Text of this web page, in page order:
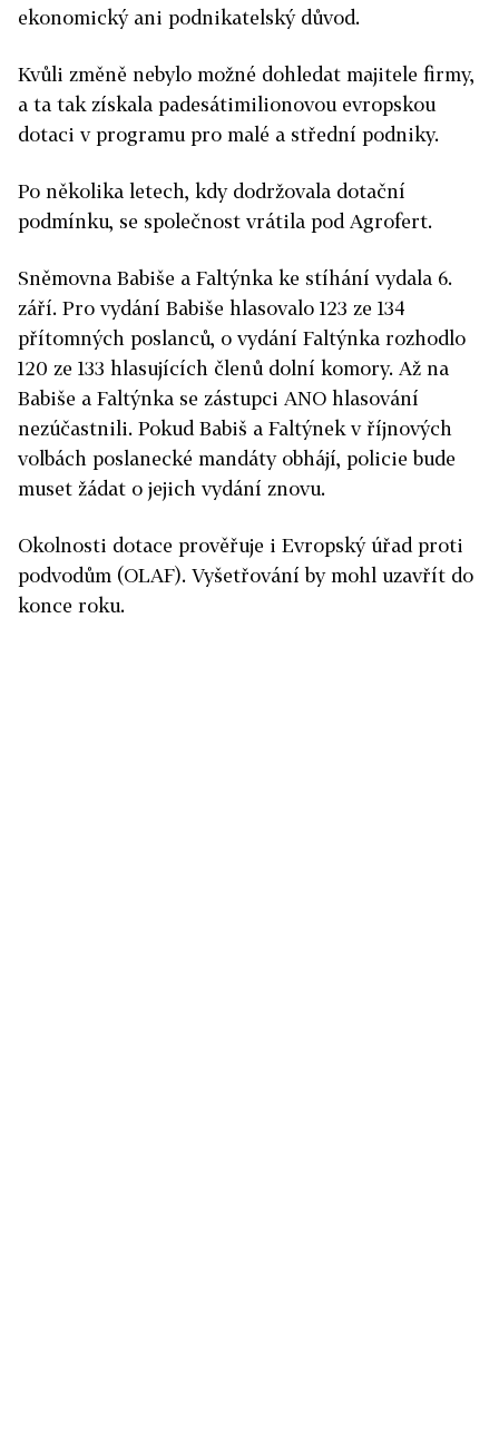
ekonomický ani podnikatelský důvod.
Kvůli změně nebylo možné dohledat majitele firmy,
a ta tak získala padesátimilionovou evropskou
dotaci v programu pro malé a střední podniky.
Po několika letech, kdy dodržovala dotační
podmínku, se společnost vrátila pod Agrofert.
Sněmovna Babiše a Faltýnka ke stíhání vydala 6.
září. Pro vydání Babiše hlasovalo 123 ze 134
přítomných poslanců, o vydání Faltýnka rozhodlo
120 ze 133 hlasujících členů dolní komory. Až na
Babiše a Faltýnka se zástupci ANO hlasování
nezúčastnili. Pokud Babiš a Faltýnek v říjnových
volbách poslanecké mandáty obhájí, policie bude
muset žádat o jejich vydání znovu.
Okolnosti dotace prověřuje i Evropský úřad proti
podvodům (OLAF). Vyšetřování by mohl uzavřít do
konce roku.